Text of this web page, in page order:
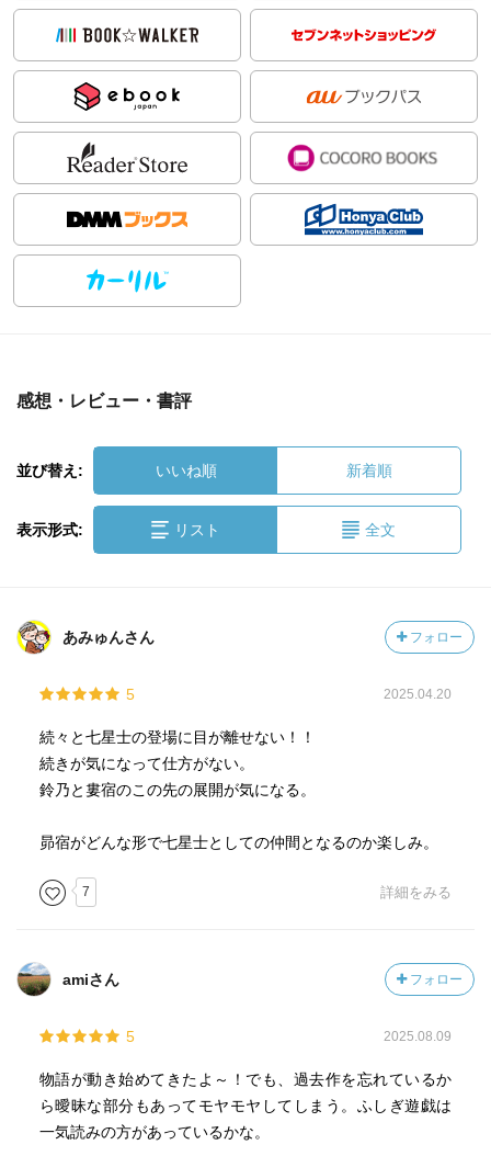
感想・レビュー・書評
並び替え: いいね順 新着順
表示形式: リスト 全文
あみゅんさん フォロー
5 2025.04.20
続々と七星士の登場に目が離せない！！
続きが気になって仕方がない。
鈴乃と婁宿のこの先の展開が気になる。
昴宿がどんな形で七星士としての仲間となるのか楽しみ。
7 詳細をみる
amiさん フォロー
5 2025.08.09
物語が動き始めてきたよ～！でも、過去作を忘れているか
ら曖昧な部分もあってモヤモヤしてしまう。ふしぎ遊戯は
一気読みの方があっているかな。